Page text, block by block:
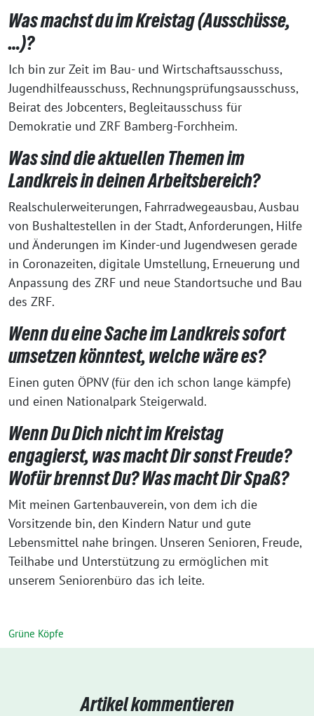
Was machst du im Kreistag (Ausschüsse,
…)?
Ich bin zur Zeit im Bau- und Wirtschaftsausschuss,
Jugendhilfeausschuss, Rechnungsprüfungsausschuss,
Beirat des Jobcenters, Begleitausschuss für
Demokratie und ZRF Bamberg-Forchheim.
Was sind die aktuellen Themen im
Landkreis in deinen Arbeitsbereich?
Realschulerweiterungen, Fahrradwegeausbau, Ausbau
von Bushaltestellen in der Stadt, Anforderungen, Hilfe
und Änderungen im Kinder-und Jugendwesen gerade
in Coronazeiten, digitale Umstellung, Erneuerung und
Anpassung des ZRF und neue Standortsuche und Bau
des ZRF.
Wenn du eine Sache im Landkreis sofort
umsetzen könntest, welche wäre es?
Einen guten ÖPNV (für den ich schon lange kämpfe)
und einen Nationalpark Steigerwald.
Wenn Du Dich nicht im Kreistag
engagierst, was macht Dir sonst Freude?
Wofür brennst Du? Was macht Dir Spaß?
Mit meinen Gartenbauverein, von dem ich die
Vorsitzende bin, den Kindern Natur und gute
Lebensmittel nahe bringen. Unseren Senioren, Freude,
Teilhabe und Unterstützung zu ermöglichen mit
unserem Seniorenbüro das ich leite.
Grüne Köpfe
Artikel kommentieren